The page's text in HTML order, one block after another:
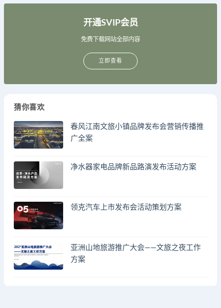
开通SVIP会员
免费下载网站全部内容
立即查看
猜你喜欢
春风江南文旅小镇品牌发布会营销传播推
广全案
净水器家电品牌新品路演发布活动方案
领克汽车上市发布会活动策划方案
亚洲山地旅游推广大会——文旅之夜工作
方案